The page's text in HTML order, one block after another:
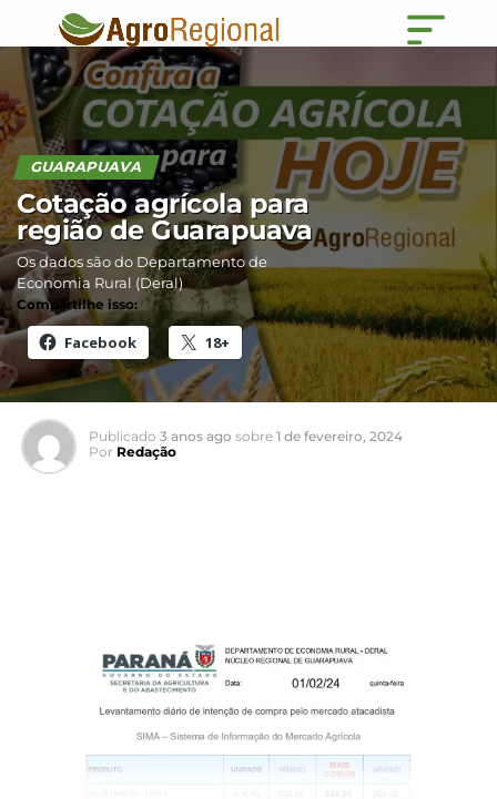
GUARAPUAVA
Cotação agrícola para
região de Guarapuava
Os dados são do Departamento de
Economia Rural (Deral)
Compartilhe isso:
Facebook 18+
Publicado 3 anos ago sobre 1 de fevereiro, 2024
Por Redação